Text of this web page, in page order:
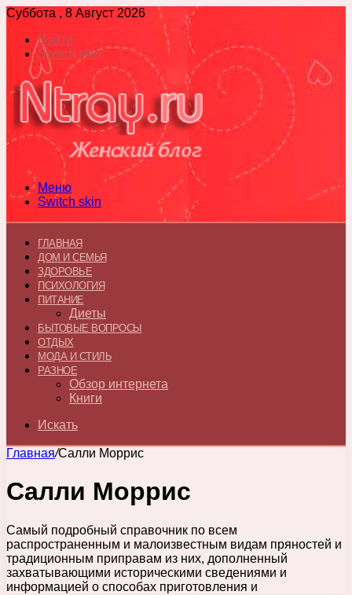
Суббота , 8 Август 2026
Войти
Switch skin
Меню
Switch skin
ГЛАВНАЯ
ДОМ И СЕМЬЯ
ЗДОРОВЬЕ
ПСИХОЛОГИЯ
ПИТАНИЕ
Диеты
БЫТОВЫЕ ВОПРОСЫ
ОТДЫХ
МОДА И СТИЛЬ
РАЗНОЕ
Обзор интернета
Книги
Искать
Главная/Салли Моррис
Салли Моррис
Самый подробный справочник по всем
распространенным и малоизвестным видам пряностей и
традиционным приправам из них, дополненный
захватывающими историческими сведениями и
информацией о способах приготовления и